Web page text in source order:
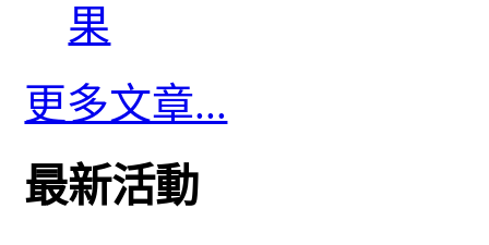
果
更多文章...
最新活動